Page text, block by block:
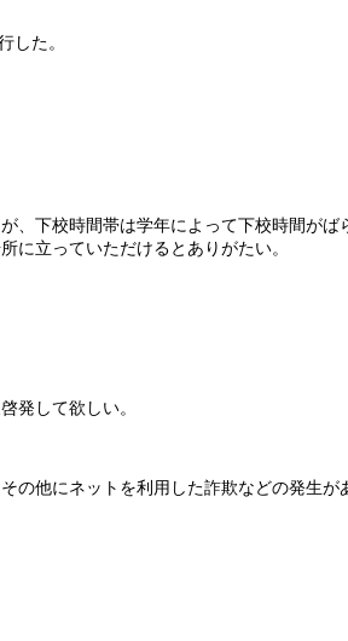
した。
、下校時間帯は学年によって下校時間が
に立っていただけるとありがたい。
発して欲しい。
の他にネットを利用した詐欺などの発生